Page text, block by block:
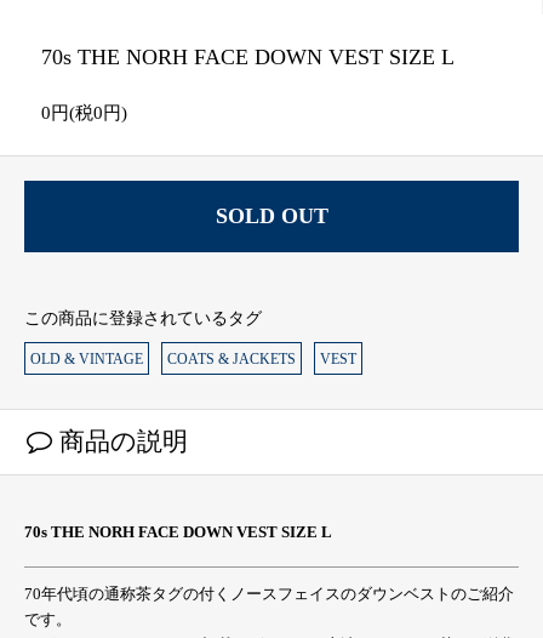
70s THE NORH FACE DOWN VEST SIZE L
0円(税0円)
SOLD OUT
この商品に登録されているタグ
OLD & VINTAGE COATS & JACKETS VEST
商品の説明
70s THE NORH FACE DOWN VEST SIZE L
70年代頃の通称茶タグの付くノースフェイスのダウンベストのご紹介
です。